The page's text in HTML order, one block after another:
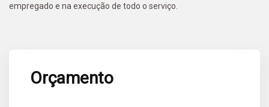
empregado e na execução de todo o serviço.
Orçamento